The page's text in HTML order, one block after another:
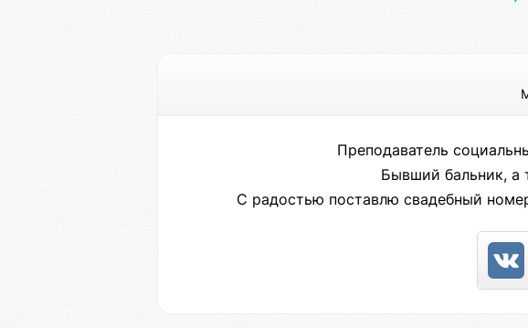
Преподаватель
Бывший бальник, а
С радостью поставлю свадебный